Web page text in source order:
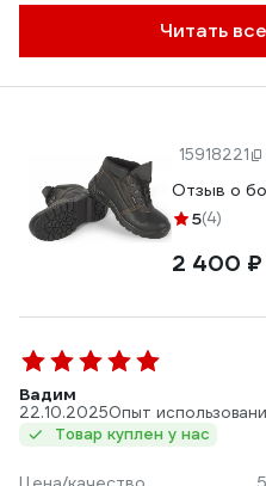
Читать
15918221
Отзыв о
5(4)
2 400 ₽
Вадим
22.10.2025Опыт
Товар куплен у нас